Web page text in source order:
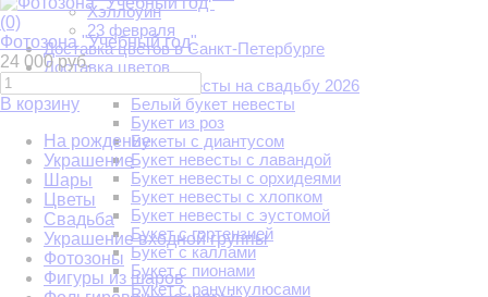
Хэллоуин
23 февраля
Доставка цветов в Санкт-Петербурге
Доставка цветов
Букет для невесты на свадьбу 2026
Белый букет невесты
Букет из роз
Букеты с диантусом
Букет невесты с лавандой
Букет невесты с орхидеями
Букет невесты с хлопком
Букет невесты с эустомой
Букет с гортензией
Букет с каллами
Букет с пионами
Букет с ранункулюсами
(0)
Фотозона "Учебный год"
24 000 руб.
В корзину
На рождение
Украшение
Шары
Цветы
Свадьба
Украшение входной группы
Фотозоны
Фигуры из шаров